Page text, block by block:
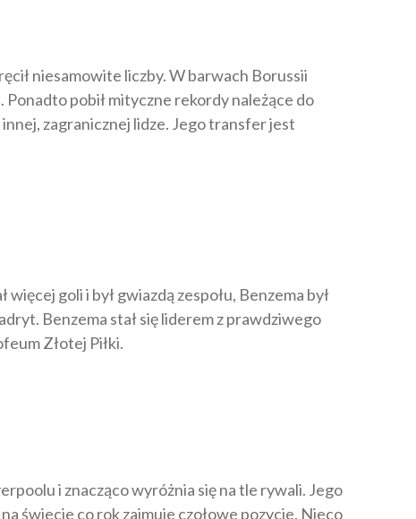
niesamowite liczby. W barwach Borussii
pobił mityczne rekordy należące do
zagranicznej lidze. Jego transfer jest
goli i był gwiazdą zespołu, Benzema był
Benzema stał się liderem z prawdziwego
Złotej Piłki.
i znacząco wyróżnia się na tle rywali. Jego
świecie co rok zajmuje czołowe pozycje. Nieco